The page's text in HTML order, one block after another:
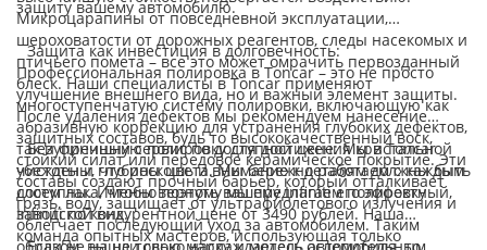
защиту вашему автомобилю.
Микроцарапины от повседневной эксплуатации,
шероховатости от дорожных реагентов, следы насекомых и
птичьего помета – все это может омрачить первозданный
блеск. Наши специалисты в Toncar применяют
многоступенчатую систему полировки, включающую как
абразивную коррекцию для устранения глубоких дефектов,
так и финишную полировку для достижения кристальной
чистоты и глубины цвета. Мы бережно работаем с каждым
слоем лака, чтобы вернуть вашему Infiniti его эффектный,
заводской вид.
Защита как инвестиция в долговечность:
Профессиональная полировка в Toncar – это не просто
улучшение внешнего вида, но и важный элемент защиты.
После удаления дефектов мы рекомендуем нанесение
защитных составов, будь то высококачественный воск,
стойкий силат или передовое керамическое покрытие. Эти
составы создают прочный барьер, который отталкивает
грязь, воду, защищает от ультрафиолетового излучения и
облегчает последующий уход за автомобилем. Таким
образом, вы не только наслаждаетесь ослепительным
Безупречный сервис по доступной цене: Мы в Toncar
убеждены, что роскошь и внимание к деталям должны быть
доступны. Именно поэтому мы предлагаем полировку
Infiniti по конкурентной цене от 3490 рублей. Наша
команда опытных мастеров, использующая только
Если не нашли свою марку и модель автомобиля, то